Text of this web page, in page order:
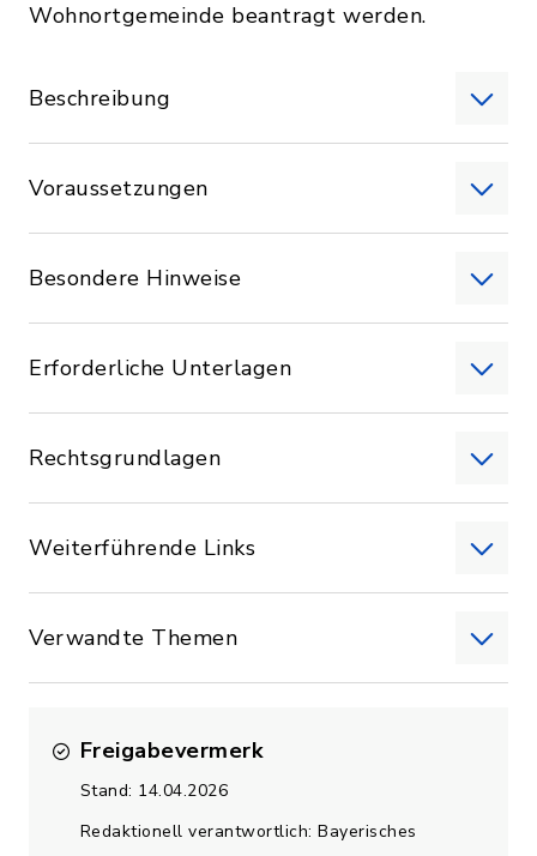
Wohnortgemeinde beantragt werden.
Beschreibung
Voraussetzungen
Besondere Hinweise
Erforderliche Unterlagen
Rechtsgrundlagen
Weiterführende Links
Verwandte Themen
Freigabevermerk
Stand: 14.04.2026
Redaktionell verantwortlich: Bayerisches